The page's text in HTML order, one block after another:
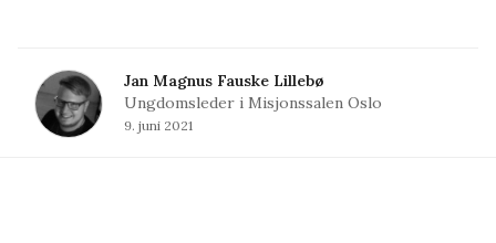
Jan Magnus Fauske Lillebø
Ungdomsleder i Misjonssalen Oslo
9. juni 2021